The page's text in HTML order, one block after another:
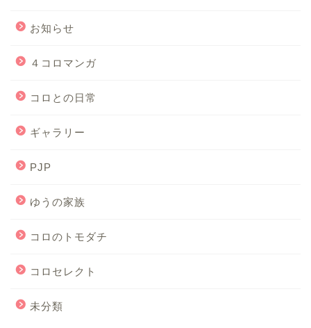
お知らせ
４コロマンガ
コロとの日常
ギャラリー
PJP
ゆうの家族
コロのトモダチ
コロセレクト
未分類